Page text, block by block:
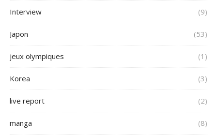
Interview (9)
Japon (53)
jeux olympiques (1)
Korea (3)
live report (2)
manga (8)